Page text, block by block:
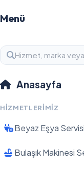
Menü
Anasayfa
HIZMETLERIMIZ
Beyaz Eşya
Bulaşık Makinesi